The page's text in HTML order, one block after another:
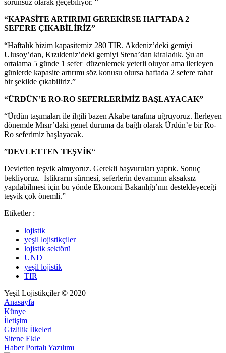
sorunsuz olarak geçebiliyor. “
“KAPASİTE ARTIRIMI GEREKİRSE HAFTADA 2
SEFERE ÇIKABİLİRİZ”
“Haftalık bizim kapasitemiz 280 TIR. Akdeniz’deki gemiyi
Ulusoy’dan, Kızıldeniz’deki gemiyi Stena’dan kiraladık. Şu an
ortalama 5 günde 1 sefer düzenlemek yeterli oluyor ama ilerleyen
günlerde kapasite artırımı söz konusu olursa haftada 2 sefere rahat
bir şekilde çıkabiliriz.”
“ÜRDÜN’E RO-RO SEFERLERİMİZ BAŞLAYACAK”
“Ürdün taşımaları ile ilgili bazen Akabe tarafına uğruyoruz. İlerleyen
dönemde Mısır’daki genel duruma da bağlı olarak Ürdün’e bir Ro-
Ro seferimiz başlayacak.
”DEVLETTEN TEŞVİK“
Devletten teşvik almıyoruz. Gerekli başvuruları yaptık. Sonuç
bekliyoruz. İstikrarın sürmesi, seferlerin devamının aksaksız
yapılabilmesi için bu yönde Ekonomi Bakanlığı’nın destekleyeceği
teşvik çok önemli.”
Etiketler :
lojistik
yeşil lojistikçiler
lojistik sektörü
UND
yeşil lojistik
TIR
Yeşil Lojistikçiler © 2020
Anasayfa
Künye
İletişim
Gizlilik İlkeleri
Sitene Ekle
Haber Portalı Yazılımı